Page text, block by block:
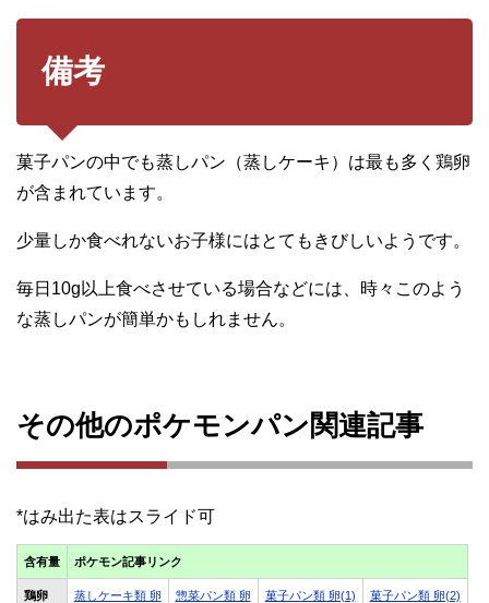
備考
菓子パンの中でも蒸しパン（蒸しケーキ）は最も多く鶏卵
が含まれています。
少量しか食べれないお子様にはとてもきびしいようです。
毎日10g以上食べさせている場合などには、時々このよう
な蒸しパンが簡単かもしれません。
その他のポケモンパン関連記事
含有量 ポケモン記事リンク
鶏卵 蒸しケーキ類 卵 惣菜パン類 卵 菓子パン類 卵(1) 菓子パン類 卵(2)